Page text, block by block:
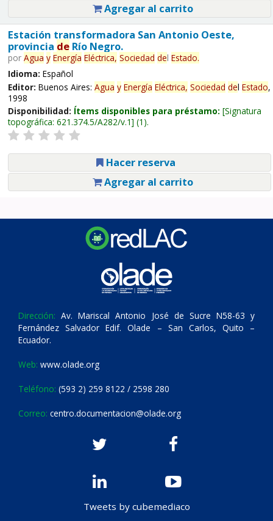
Agregar al carrito
Estación transformadora San Antonio Oeste,
provincia deRío Negro.
por Agua y Energía Eléctrica, Sociedad del Estado.
Idioma: Español
Editor: Buenos Aires: Agua y Energía Eléctrica, Sociedad del Estado,
1998
Disponibilidad: Ítems disponibles para préstamo: Signatura
topográfica: 621.374.5/A282/v.1 (1).
Hacer reserva
Agregar al carrito
Dirección: Av. Mariscal Antonio José de Sucre N58-63 y
Fernández Salvador Edif. Olade – San Carlos, Quito –
Ecuador.
Web: www.olade.org
Teléfono: (593 2) 259 8122 / 2598 280
Correo: centro.documentacion@olade.org
Tweets by cubemediaco